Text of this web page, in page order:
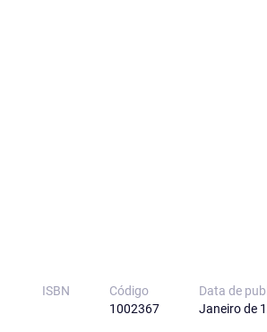
ISBN
Código
1002367
Data de
Janeiro de